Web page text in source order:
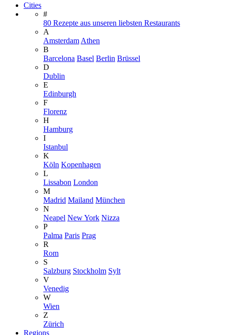
Cities
#
80 Rezepte aus unseren liebsten Restaurants
A
Amsterdam Athen
B
Barcelona Basel Berlin Brüssel
D
Dublin
E
Edinburgh
F
Florenz
H
Hamburg
I
Istanbul
K
Köln Kopenhagen
L
Lissabon London
M
Madrid Mailand München
N
Neapel New York Nizza
P
Palma Paris Prag
R
Rom
S
Salzburg Stockholm Sylt
V
Venedig
W
Wien
Z
Zürich
Regions